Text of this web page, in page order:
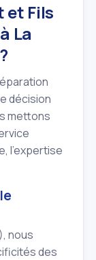
et Fils
La
décision
mettons
l'expertise
nous
des